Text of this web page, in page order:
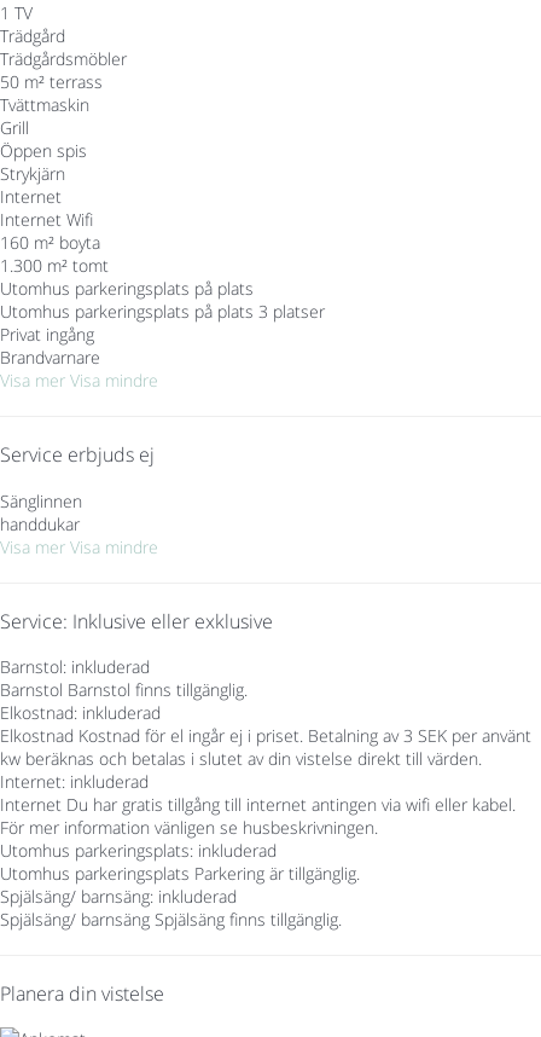
1 TV
Trädgård
Trädgårdsmöbler
50 m² terrass
Tvättmaskin
Grill
Öppen spis
Strykjärn
Internet
Internet Wifi
160 m² boyta
1.300 m² tomt
Utomhus parkeringsplats på plats
Utomhus parkeringsplats på plats 3 platser
Privat ingång
Brandvarnare
Visa mer Visa mindre
Service erbjuds ej
Sänglinnen
handdukar
Visa mer Visa mindre
Service: Inklusive eller exklusive
Barnstol: inkluderad
Barnstol Barnstol finns tillgänglig.
Elkostnad: inkluderad
Elkostnad Kostnad för el ingår ej i priset. Betalning av 3 SEK per använt
kw beräknas och betalas i slutet av din vistelse direkt till värden.
Internet: inkluderad
Internet Du har gratis tillgång till internet antingen via wifi eller kabel.
För mer information vänligen se husbeskrivningen.
Utomhus parkeringsplats: inkluderad
Utomhus parkeringsplats Parkering är tillgänglig.
Spjälsäng/ barnsäng: inkluderad
Spjälsäng/ barnsäng Spjälsäng finns tillgänglig.
Planera din vistelse